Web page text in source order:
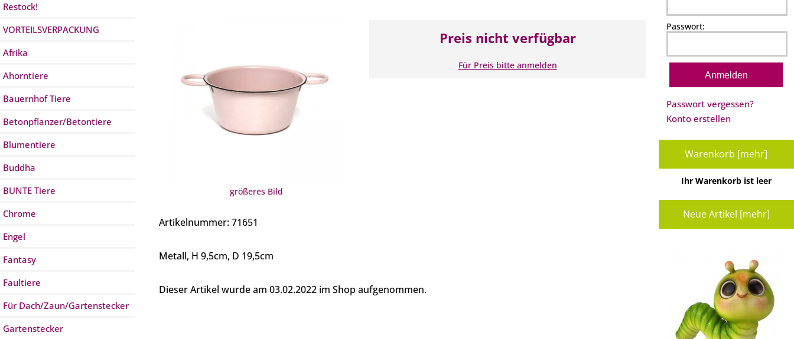
Restock!
VORTEILSVERPACKUNG
Afrika
Ahorntiere
Bauernhof Tiere
Betonpflanzer/Betontiere
Blumentiere
Buddha
BUNTE Tiere
Chrome
Engel
Fantasy
Faultiere
Für Dach/Zaun/Gartenstecker
Gartenstecker
größeres Bild
Preis nicht verfügbar
Für Preis bitte anmelden
Artikelnummer: 71651
Metall, H 9,5cm, D 19,5cm
Dieser Artikel wurde am 03.02.2022 im Shop aufgenommen.
Passwort:
Passwort vergessen?
Konto erstellen
Warenkorb [mehr]
Ihr Warenkorb ist leer
Neue Artikel [mehr]